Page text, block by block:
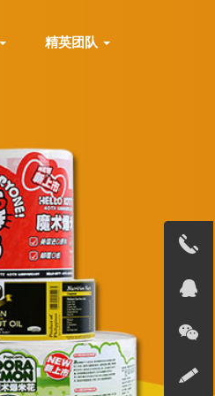
精英团队
在线客服